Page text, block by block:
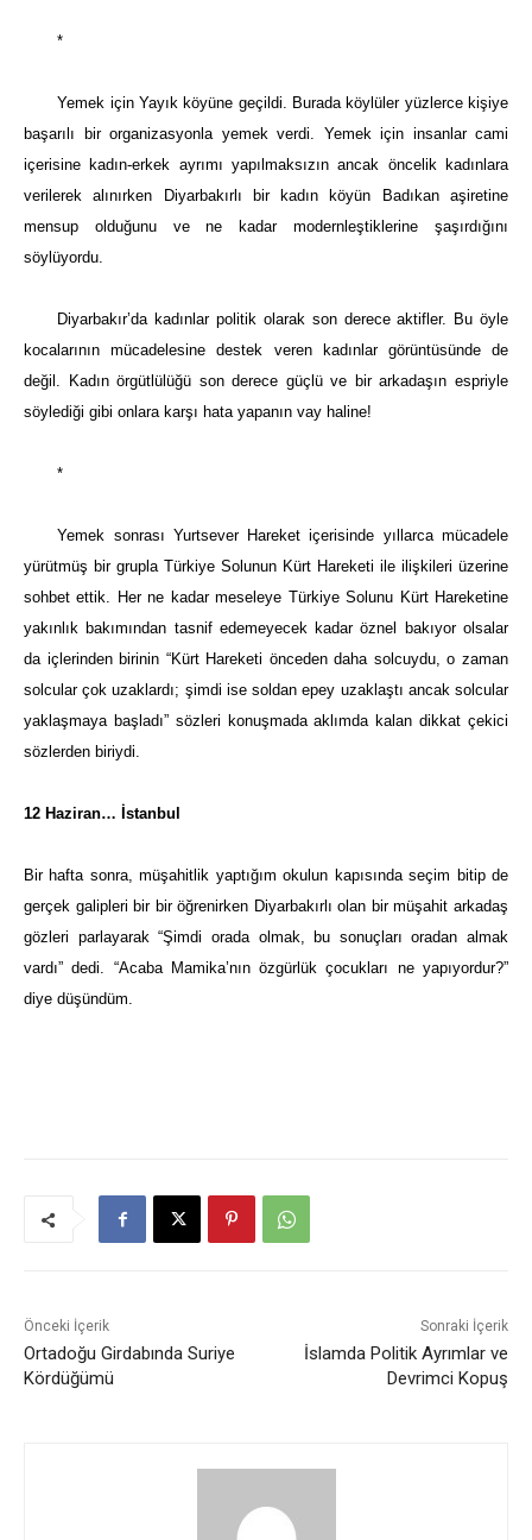
*
Yemek için Yayık köyüne geçildi. Burada köylüler yüzlerce kişiye
başarılı bir organizasyonla yemek verdi. Yemek için insanlar cami
içerisine kadın-erkek ayrımı yapılmaksızın ancak öncelik kadınlara
verilerek alınırken Diyarbakırlı bir kadın köyün Badıkan aşiretine
mensup olduğunu ve ne kadar modernleştiklerine şaşırdığını
söylüyordu.
Diyarbakır’da kadınlar politik olarak son derece aktifler. Bu öyle
kocalarının mücadelesine destek veren kadınlar görüntüsünde de
değil. Kadın örgütlülüğü son derece güçlü ve bir arkadaşın espriyle
söylediği gibi onlara karşı hata yapanın vay haline!
*
Yemek sonrası Yurtsever Hareket içerisinde yıllarca mücadele
yürütmüş bir grupla Türkiye Solunun Kürt Hareketi ile ilişkileri üzerine
sohbet ettik. Her ne kadar meseleye Türkiye Solunu Kürt Hareketine
yakınlık bakımından tasnif edemeyecek kadar öznel bakıyor olsalar
da içlerinden birinin “Kürt Hareketi önceden daha solcuydu, o zaman
solcular çok uzaklardı; şimdi ise soldan epey uzaklaştı ancak solcular
yaklaşmaya başladı” sözleri konuşmada aklımda kalan dikkat çekici
sözlerden biriydi.
12 Haziran… İstanbul
Bir hafta sonra, müşahitlik yaptığım okulun kapısında seçim bitip de
gerçek galipleri bir bir öğrenirken Diyarbakırlı olan bir müşahit arkadaş
gözleri parlayarak “Şimdi orada olmak, bu sonuçları oradan almak
vardı” dedi. “Acaba Mamika’nın özgürlük çocukları ne yapıyordur?”
diye düşündüm.
Önceki İçerik
Ortadoğu Girdabında Suriye
Kördüğümü
Sonraki İçerik
İslamda Politik Ayrımlar ve
Devrimci Kopuş